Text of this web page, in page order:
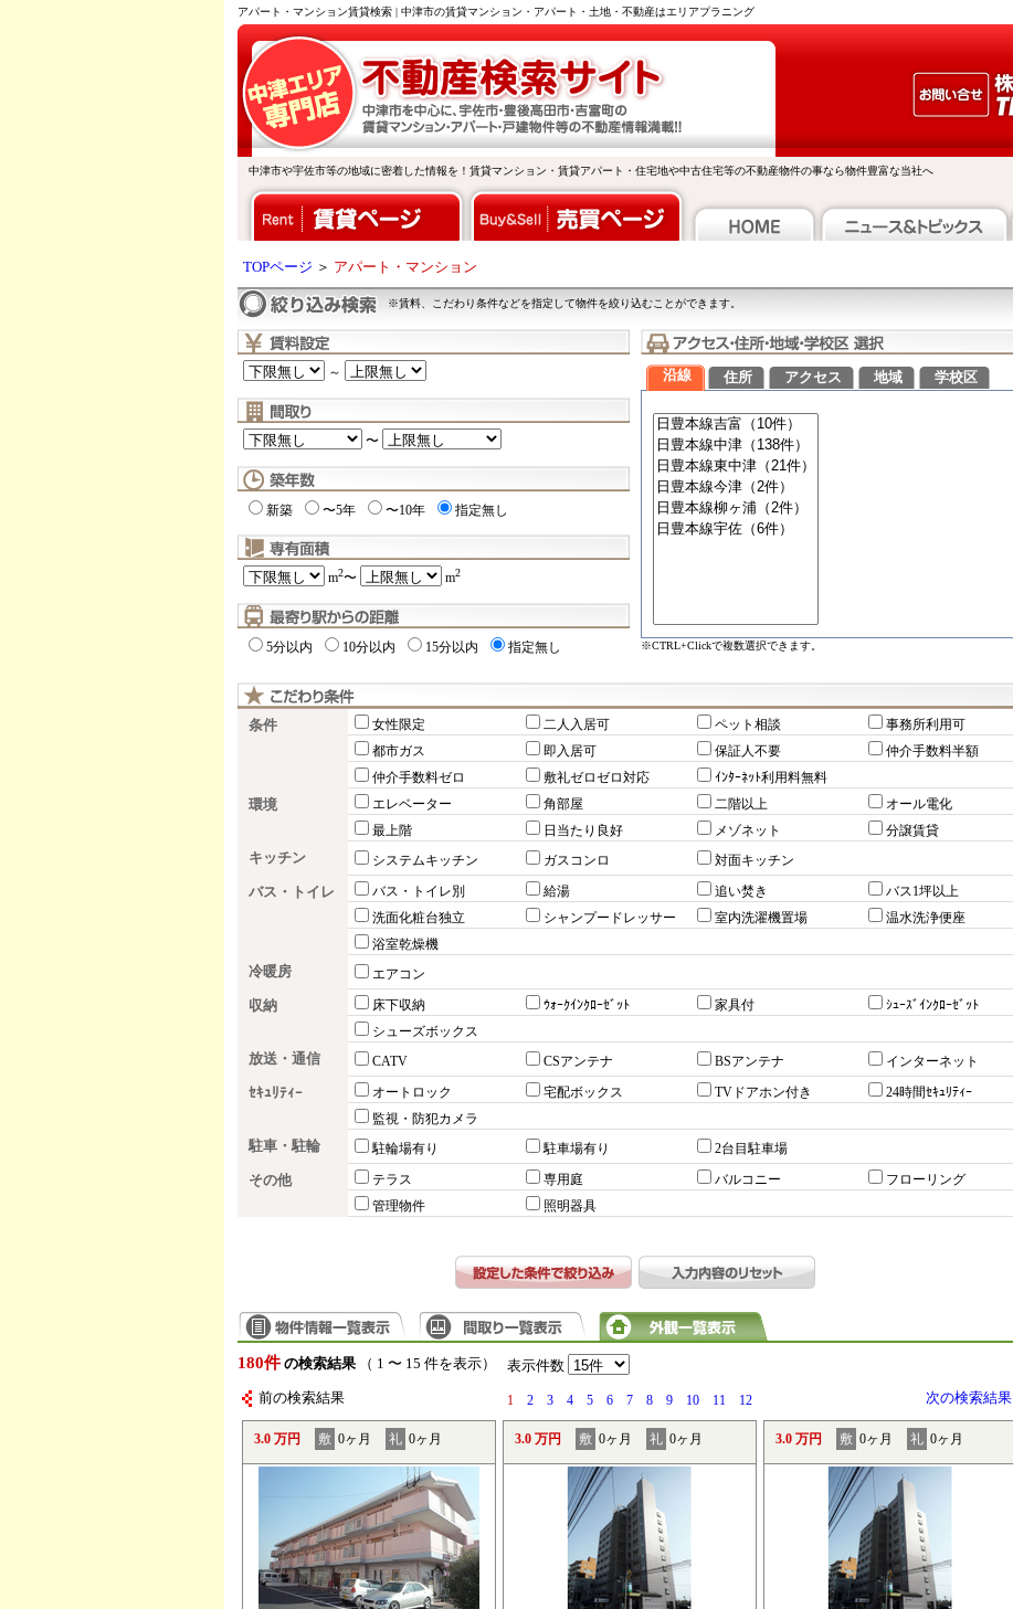
アパート・マンション賃貸検索 | 中津市の賃貸マンション・アパート・土地・不動産はエリアプラニング
中津市や宇佐市等の地域に密着した情報を！賃貸マンション・賃貸アパート・住宅地や中古住宅等の不動産物件の事なら物件豊富な当社へ
TOPページ ＞ アパート・マンション
※賃料、こだわり条件などを指定して物件を絞り込むことができます。
～
〜
新築 〜5年 〜10年 指定無し
m2〜 m2
5分以内 10分以内 15分以内 指定無し
沿線 住所 アクセス 地域 学校区
※CTRL+Clickで複数選択できます。
条件 女性限定 二人入居可 ペット相談
事務所利用可
都市ガス
即入居可 保証人不要
仲介手数料半額
仲介手数料ゼロ
敷礼ゼロゼロ対応 ｲﾝﾀｰﾈｯﾄ利用料無料
環境 エレベーター 角部屋 二階以上
オール電化
最上階
日当たり良好 メゾネット 分譲賃貸
キッチン システムキッチン ガスコンロ 対面キッチン
バス・トイレ バス・トイレ別 給湯 追い焚き
バス1坪以上
洗面化粧台独立
シャンプードレッサー 室内洗濯機置場
温水洗浄便座
浴室乾燥機
冷暖房 エアコン
収納 床下収納 ｳｫｰｸｲﾝｸﾛｰｾﾞｯﾄ 家具付
ｼｭｰｽﾞｲﾝｸﾛｰｾﾞｯﾄ
シューズボックス
放送・通信 CATV CSアンテナ BSアンテナ インターネット
ｾｷｭﾘﾃｨｰ オートロック 宅配ボックス TVドアホン付き
24時間ｾｷｭﾘﾃｨｰ
監視・防犯カメラ
駐車・駐輪 駐輪場有り 駐車場有り 2台目駐車場
その他 テラス 専用庭 バルコニー
フローリング
管理物件
照明器具
180件 の検索結果（ 1 〜 15 件を表示） 表示件数
前の検索結果 1 2 3 4 5 6 7 8 9 10 11 12 次の検索結果
3.0 万円 敷 0ヶ月 礼 0ヶ月 3.0 万円 敷 0ヶ月 礼 0ヶ月 3.0 万円 敷 0ヶ月 礼 0ヶ月